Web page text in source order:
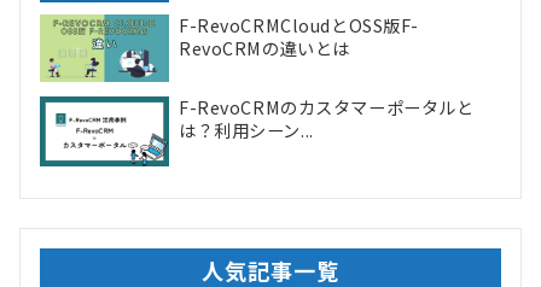
F-RevoCRMCloudとOSS版F-
RevoCRMの違いとは
F-RevoCRMのカスタマーポータルと
は？利用シーン...
人気記事一覧